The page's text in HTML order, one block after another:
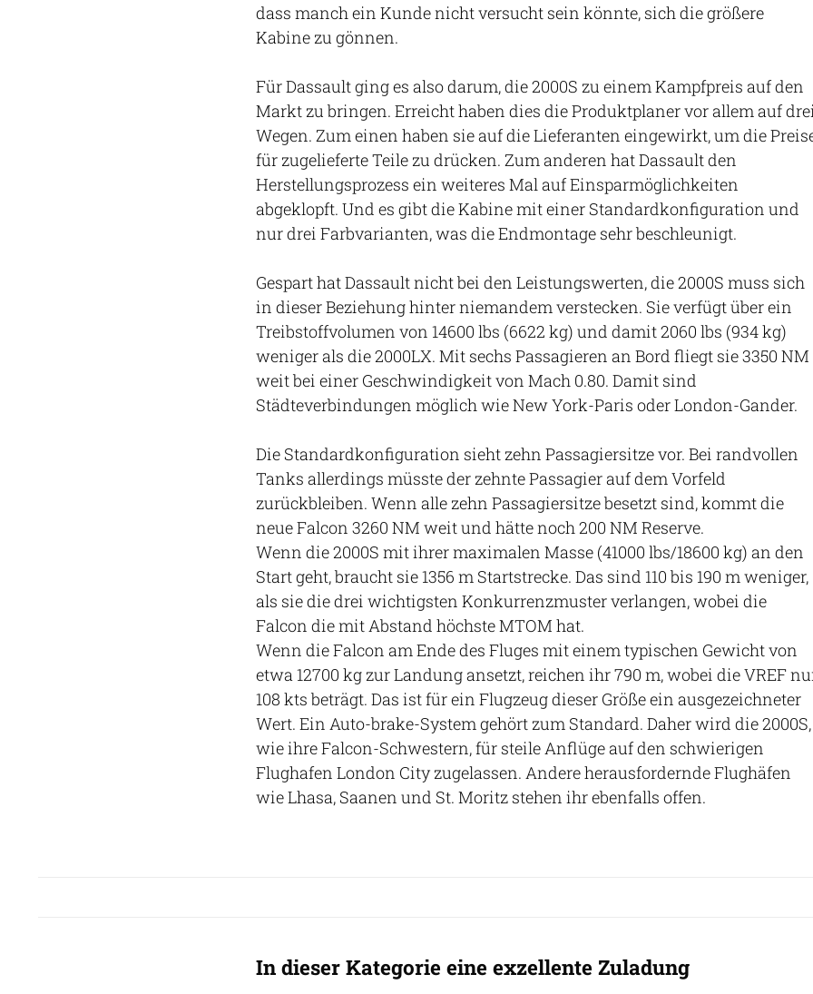
dass manch ein Kunde nicht versucht sein könnte, sich die größere
Kabine zu gönnen.
Für Dassault ging es also darum, die 2000S zu einem Kampfpreis auf den
Markt zu bringen. Erreicht haben dies die Produktplaner vor allem auf
Wegen. Zum einen haben sie auf die Lieferanten eingewirkt, um die
für zugelieferte Teile zu drücken. Zum anderen hat Dassault den
Herstellungsprozess ein weiteres Mal auf Einsparmöglichkeiten
abgeklopft. Und es gibt die Kabine mit einer Standardkonfiguration und
nur drei Farbvarianten, was die Endmontage sehr beschleunigt.
Gespart hat Dassault nicht bei den Leistungswerten, die 2000S muss sich
in dieser Beziehung hinter niemandem verstecken. Sie verfügt über ein
Treibstoffvolumen von 14600 lbs (6622 kg) und damit 2060 lbs (934 kg)
weniger als die 2000LX. Mit sechs Passagieren an Bord fliegt sie 3350 NM
weit bei einer Geschwindigkeit von Mach 0.80. Damit sind
Städteverbindungen möglich wie New York-Paris oder London-Gander.
Die Standardkonfiguration sieht zehn Passagiersitze vor. Bei randvollen
Tanks allerdings müsste der zehnte Passagier auf dem Vorfeld
zurückbleiben. Wenn alle zehn Passagiersitze besetzt sind, kommt die
neue Falcon 3260 NM weit und hätte noch 200 NM Reserve.
Wenn die 2000S mit ihrer maximalen Masse (41000 lbs/18600 kg) an den
Start geht, braucht sie 1356 m Startstrecke. Das sind 110 bis 190 m weniger,
als sie die drei wichtigsten Konkurrenzmuster verlangen, wobei die
Falcon die mit Abstand höchste MTOM hat.
Wenn die Falcon am Ende des Fluges mit einem typischen Gewicht von
etwa 12700 kg zur Landung ansetzt, reichen ihr 790 m, wobei die VREF
108 kts beträgt. Das ist für ein Flugzeug dieser Größe ein ausgezeichneter
Wert. Ein Auto-brake-System gehört zum Standard. Daher wird die 2000S,
wie ihre Falcon-Schwestern, für steile Anflüge auf den schwierigen
Flughafen London City zugelassen. Andere herausfordernde Flughäfen
wie Lhasa, Saanen und St. Moritz stehen ihr ebenfalls offen.
In dieser Kategorie eine exzellente Zuladung